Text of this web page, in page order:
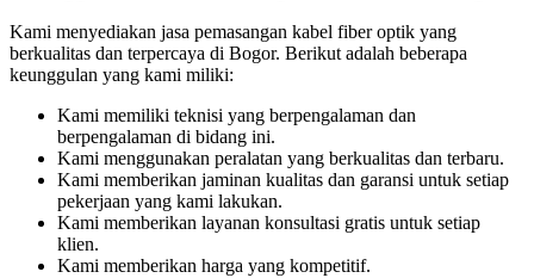
Kami menyediakan jasa pemasangan kabel fiber optik yang
berkualitas dan terpercaya di Bogor. Berikut adalah beberapa
keunggulan yang kami miliki:
Kami memiliki teknisi yang berpengalaman dan
berpengalaman di bidang ini.
Kami menggunakan peralatan yang berkualitas dan terbaru.
Kami memberikan jaminan kualitas dan garansi untuk setiap
pekerjaan yang kami lakukan.
Kami memberikan layanan konsultasi gratis untuk setiap
klien.
Kami memberikan harga yang kompetitif.